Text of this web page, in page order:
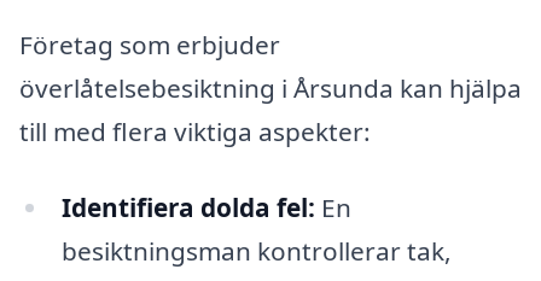
Företag som erbjuder
överlåtelsebesiktning i Årsunda kan hjälpa
till med flera viktiga aspekter:
Identifiera dolda fel: En
besiktningsman kontrollerar tak,